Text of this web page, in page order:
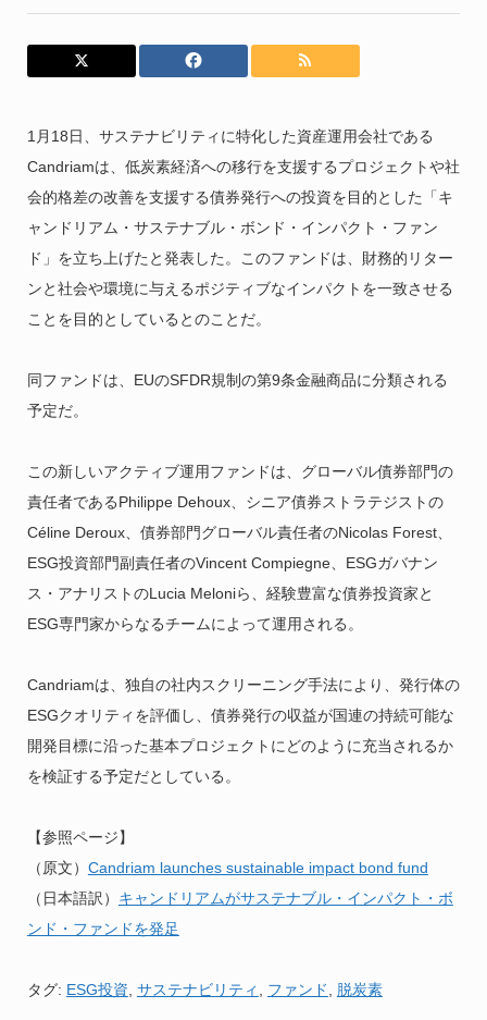
1月18日、サステナビリティに特化した資産運用会社である
Candriamは、低炭素経済への移行を支援するプロジェクトや社
会的格差の改善を支援する債券発行への投資を目的とした「キ
ャンドリアム・サステナブル・ボンド・インパクト・ファン
ド」を立ち上げたと発表した。このファンドは、財務的リター
ンと社会や環境に与えるポジティブなインパクトを一致させる
ことを目的としているとのことだ。
同ファンドは、EUのSFDR規制の第9条金融商品に分類される
予定だ。
この新しいアクティブ運用ファンドは、グローバル債券部門の
責任者であるPhilippe Dehoux、シニア債券ストラテジストの
Céline Deroux、債券部門グローバル責任者のNicolas Forest、
ESG投資部門副責任者のVincent Compiegne、ESGガバナン
ス・アナリストのLucia Meloniら、経験豊富な債券投資家と
ESG専門家からなるチームによって運用される。
Candriamは、独自の社内スクリーニング手法により、発行体の
ESGクオリティを評価し、債券発行の収益が国連の持続可能な
開発目標に沿った基本プロジェクトにどのように充当されるか
を検証する予定だとしている。
【参照ページ】
（原文） Candriam launches sustainable impact bond fund
（日本語訳） キャンドリアムがサステナブル・インパクト・ボ
ンド・ファンドを発足
タグ: ESG投資 サステナビリティ ファンド 脱炭素